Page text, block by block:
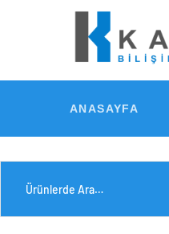
ANASAYFA